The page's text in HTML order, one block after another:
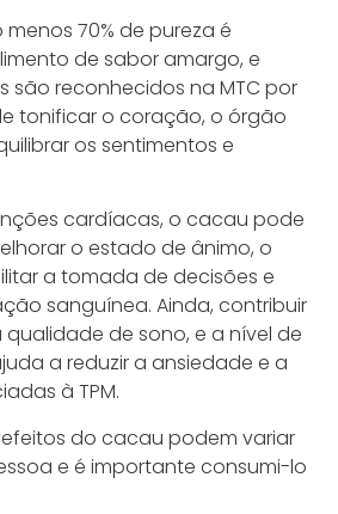
70% de pureza é
de sabor amargo, e
são reconhecidos na MTC por
tonificar o coração, o órgão
os sentimentos e
cardíacas, o cacau pode
o estado de ânimo, o
a tomada de decisões e
sanguínea. Ainda, contribuir
de sono, e a nível de
a reduzir a ansiedade e a
à TPM.
do cacau podem variar
e é importante consumi-lo